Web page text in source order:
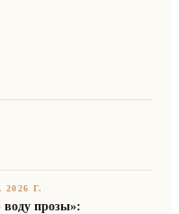
Г.
воду прозы»: